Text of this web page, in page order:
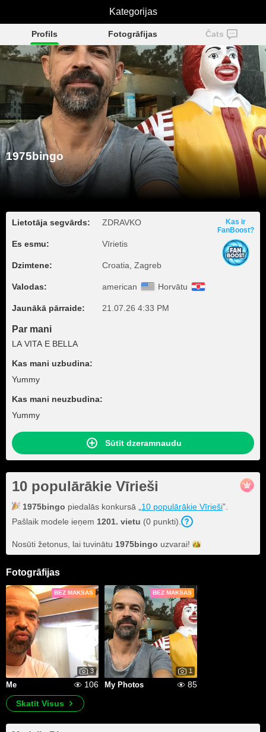
1975bingo
Profils Fotogrāfijas Čats
1975bingo
Lietotāja segvārds: ZDRAVKO
Es esmu: Vīrietis
Dzimtene: Croatia, Zagreb
Valodas: american Horvātu
Jaunākā pārraide: 21.07.26 4:33 PM
Kas ir
FanBoost?
Par mani
LA VITA E BELLA
Kas mani uzbudina:
Yummy
Kas mani neuzbudina:
Yummy
Sūtīt dzeramnaudu
10 populārākie Vīrieši
1975bingo piedalās konkursā „ 10 populārākie Vīrieši”.
Pašlaik modele ieņem 1201. vietu (0 punkti).
Nosūti žetonus, lai tuvinātu 1975bingo uzvarai!
Fotogrāfijas
BEZ MAKSAS
3
Me 106
BEZ MAKSAS
1
My Photos
85
Skatīt Visus
Kategorijas